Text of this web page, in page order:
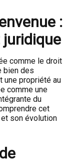
:
juridique
comme le droit
bien des
une propriété au
comme une
du
cet
son évolution